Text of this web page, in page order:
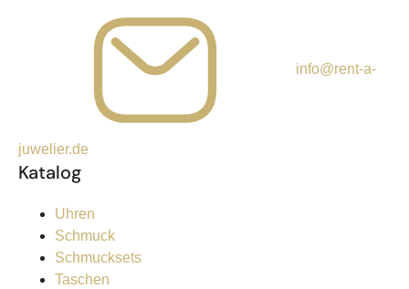
info@rent-a-
juwelier.de
Katalog
Uhren
Schmuck
Schmucksets
Taschen